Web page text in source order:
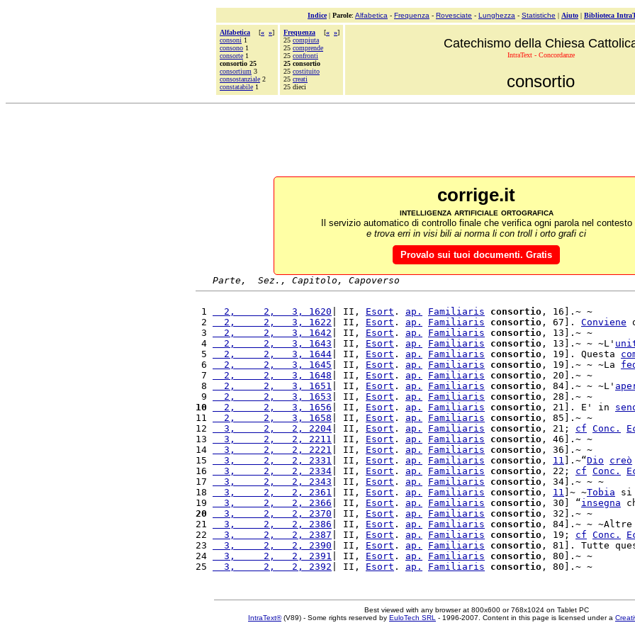
Indice| Parole: Alfabetica - Frequenza - Rovesciate - Lunghezza - Statistiche | Aiuto | Biblioteca
Alfabetica [« »]
consoni 1
consono 1
consorte 1
consortio 25
consortium 3
consostanziale 2
constatabile 1
Frequenza [« »]
25 compiuta
25 comprende
25 confronti
25 consortio
25 costituito
25 creati
25 dieci
Catechismo della Chiesa
IntraText - Concordanze
consortio
corrige.it
intelligenza artificiale ortografica
Il servizio automatico di controllo finale che verifica ogni parola nel contesto
e trova erri in visi bili ai norma li con troll i orto grafi ci
Provalo sui tuoi documenti. Gratis
Parte,  Sez., Capitolo, Capoverso
1
  2,     2,   3, 1620
| II, Esort . ap. Familiaris consortio , 16].~ ~
2
  2,     2,   3, 1622
| II, Esort . ap. Familiaris consortio , 67]. Conviene
3
  2,     2,   3, 1642
| II, Esort . ap. Familiaris consortio , 13].~ ~
4
  2,     2,   3, 1643
| II, Esort . ap. Familiaris consortio , 13].~ ~ ~L'
5
  2,     2,   3, 1644
| II, Esort . ap. Familiaris consortio , 19]. Questa
6
  2,     2,   3, 1645
| II, Esort . ap. Familiaris consortio , 19].~ ~ ~La
7
  2,     2,   3, 1648
| II, Esort . ap. Familiaris consortio , 20].~ ~
8
  2,     2,   3, 1651
| II, Esort . ap. Familiaris consortio , 84].~ ~ ~L'
9
  2,     2,   3, 1653
| II, Esort . ap. Familiaris consortio
10
  2,     2,   3, 1656
| II, Esort . ap. Familiaris consortio , 21]. E' in
11
  2,     2,   3, 1658
| II, Esort . ap. Familiaris consortio , 85].~ ~
12
  3,     2,   2, 2204
| II, Esort . ap. Familiaris consortio , 21; cf Conc.
13
  3,     2,   2, 2211
| II, Esort . ap. Familiaris consortio , 46].~ ~
14
  3,     2,   2, 2221
| II, Esort . ap. Familiaris consortio , 36].~ ~
15
  3,     2,   2, 2331
| II, Esort . ap. Familiaris consortio , 11 ].~“Dio creò
16
  3,     2,   2, 2334
| II, Esort . ap. Familiaris consortio , 22; cf Conc.
17
  3,     2,   2, 2343
| II, Esort . ap. Familiaris consortio , 34].~ ~ ~
18
  3,     2,   2, 2361
| II, Esort . ap. Familiaris consortio , 11 ]~ ~Tobia si
19
  3,     2,   2, 2366
| II, Esort . ap. Familiaris consortio , 30] “insegna
20
  3,     2,   2, 2370
| II, Esort . ap. Familiaris consortio , 32].~ ~
21
  3,     2,   2, 2386
| II, Esort . ap. Familiaris consortio , 84].~ ~ ~Altre
22
  3,     2,   2, 2387
| II, Esort . ap. Familiaris consortio , 19; cf Conc.
23
  3,     2,   2, 2390
| II, Esort . ap. Familiaris consortio , 81]. Tutte
24
  3,     2,   2, 2391
| II, Esort . ap. Familiaris consortio , 80].~ ~
25
  3,     2,   2, 2392
| II, Esort . ap. Familiaris consortio
Best viewed with any browser at 800x600 or 768x1024 on Tablet PC
IntraText®(V89) - Some rights reserved by EuloTech SRL - 1996-2007. Content in this page is licensed under a